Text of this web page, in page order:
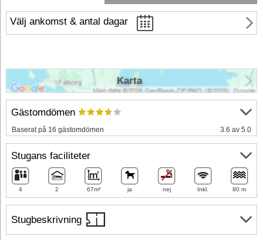
Välj ankomst & antal dagar
Stugbeskrivning
Gästomdömen
Baserat på 16 gästomdömen 3.6 av 5.0
Stugans faciliteter
4 2 67m² ja nej Inkl. 80 m
Karta